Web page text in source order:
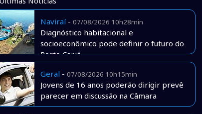
Naviraí- 07/08/2026 10h28min
Diagnóstico habitacional e
socioeconômico pode definir o futuro do
Porto Caiuá
Geral - 07/08/2026 10h15min
Jovens de 16 anos poderão dirigir prevê
parecer em discussão na Câmara